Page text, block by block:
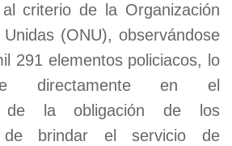
criterio de la Organización
(ONU), observándose
291 elementos policiacos, lo
directamente en el
de la obligación de los
de brindar el servicio de